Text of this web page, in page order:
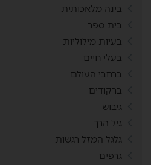
בינה מלאכותית
בית ספר
בעיות מילוליות
בעלי חיים
ברחבי העולם
ברקודים
גיבוש
גיל הרך
גלגל המזל רגשות
גרפים